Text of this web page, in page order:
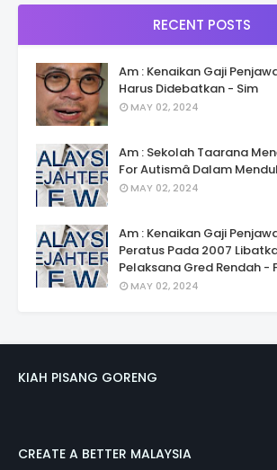
RECENT POSTS
Am : Kenaikan Gaji
Harus Didebatkan - Sim
MAY 02, 2024
Am : Sekolah Taarana
For Autismâ Dalam
MAY 02, 2024
Am : Kenaikan Gaji
Peratus Pada 2007
Pelaksana Gred Rendah -
MAY 02, 2024
KIAH PISANG GORENG
CREATE A BETTER MALAYSIA